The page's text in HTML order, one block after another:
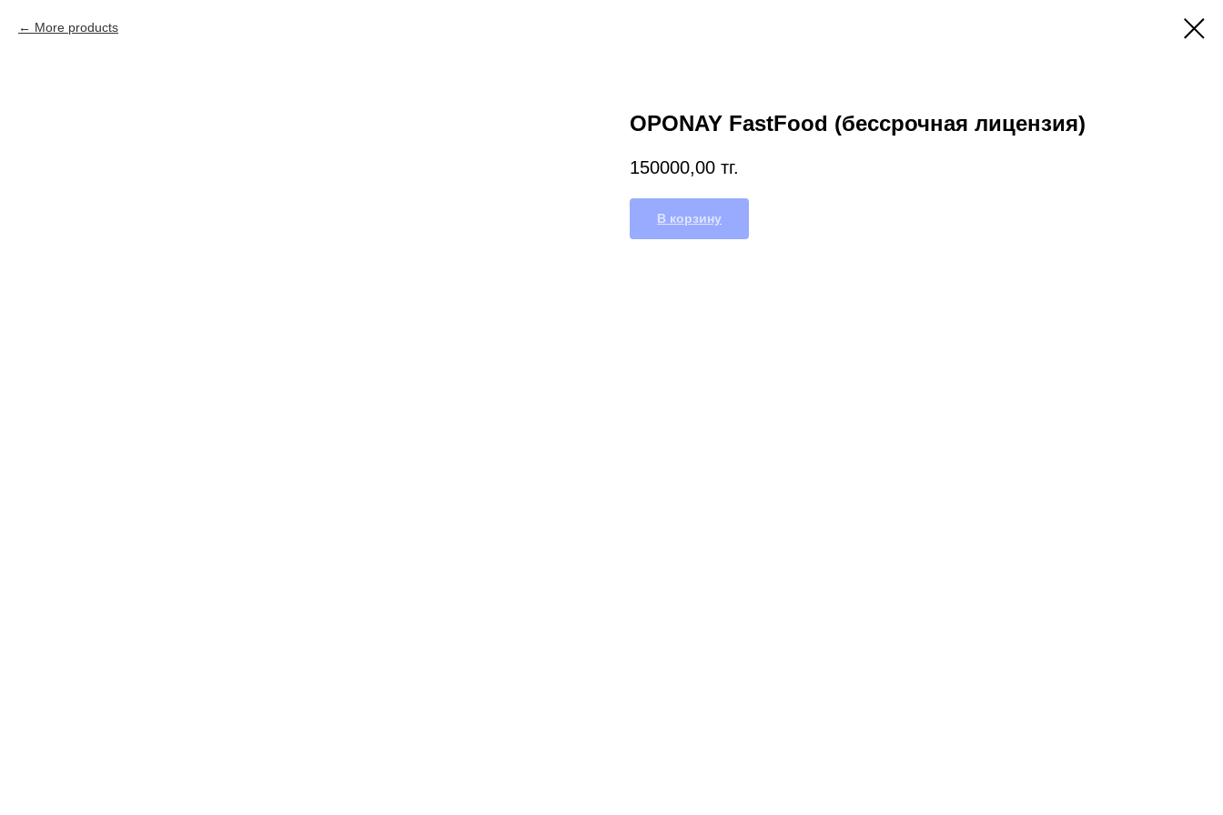
More products
OPONAY FastFood (бессрочная лицензия)
150000,00 тг.
В корзину